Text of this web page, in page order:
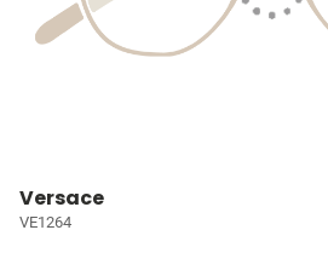
Versace
VE1264